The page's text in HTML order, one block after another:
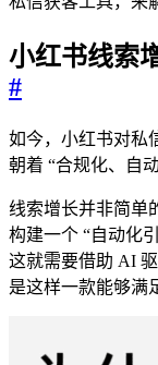
小红书线索
#
如今，小红书对私
朝着 “合规化、自
线索增长并非简单
构建一个 “自动化
这就需要借助 AI
是这样一款能够满